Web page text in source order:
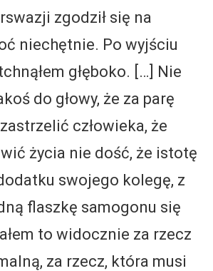
zgodził się na
niechętnie. Po wyjściu
głęboko. […] Nie
do głowy, że za parę
człowieka, że
życia nie dość, że istotę
swojego kolegę, z
flaszkę samogonu się
to widocznie za rzecz
za rzecz, która musi